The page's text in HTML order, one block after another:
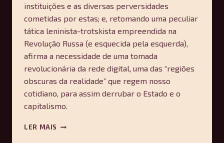
instituições e as diversas perversidades
cometidas por estas; e, retomando uma peculiar
tática leninista-trotskista empreendida na
Revolução Russa (e esquecida pela esquerda),
afirma a necessidade de uma tomada
revolucionária da rede digital, uma das “regiões
obscuras da realidade” que regem nosso
cotidiano, para assim derrubar o Estado e o
capitalismo.
LER MAIS ACHERONTA